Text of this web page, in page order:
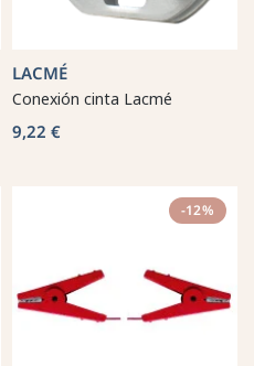
LACMÉ
Conexión cinta Lacmé
9,22 €
-12%